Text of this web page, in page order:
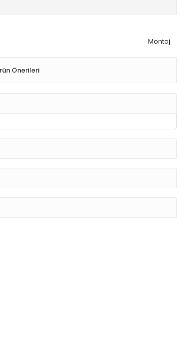
Montaj
Önerileri